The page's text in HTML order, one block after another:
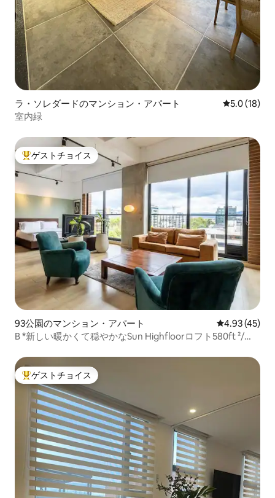
ラ・ソレダードのマンション・アパート レビュー18
5.0 (18)
室内緑
大好評のゲストチョイスです。
ゲストチョイス
93公園のマンション・アパート レビュー45
4.93 (45)
B *新しい暖かくて穏やかなSun Highfloorロフト580ft ²/
大好評のゲストチョイスです。
ゲストチョイス